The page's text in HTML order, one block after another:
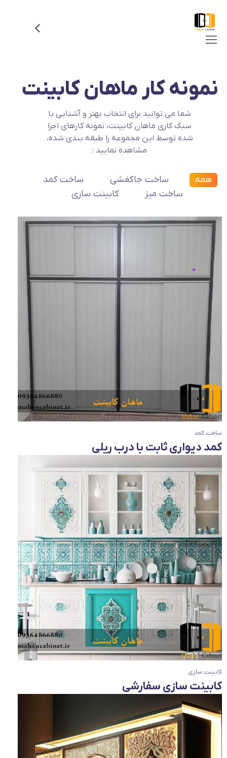
نمونه کار ماهان کابینت
شما می توانید برای انتخاب بهتر و آشنایی با
سبک کاری ماهان کابینت، نمونه کارهای اجرا
شده توسط این مجموعه را طبقه بندی شده،
مشاهده نمایید :
همه ساخت جاکفشی
ساخت کمد
ساخت میز
کابینت سازی
کمد دیواری ثابت با درب ریلی
ساخت کمد
کابینت سازی سفارشی
کابینت سازی